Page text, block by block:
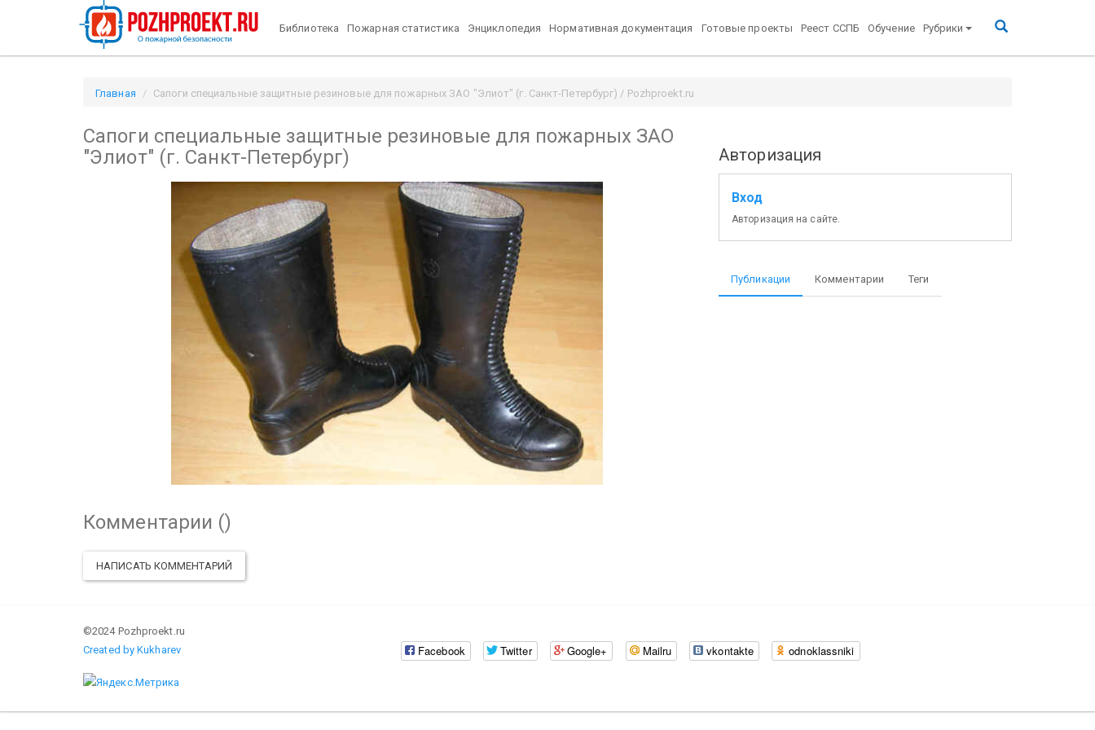
Библиотека Пожарная статистика Энциклопедия Нормативная документация Готовые проекты Реест ССПБ Обучение Рубрики
Главная Сапоги специальные защитные резиновые для пожарных ЗАО "Элиот" (г. Санкт-Петербург) / Pozhproekt.ru
Сапоги специальные защитные резиновые для пожарных ЗАО
"Элиот" (г. Санкт-Петербург)
Комментарии ()
НАПИСАТЬ КОММЕНТАРИЙ
Авторизация
Вход
Авторизация на сайте.
Публикации Комментарии Теги
©2024 Pozhproekt.ru
Created by Kukharev
Facebook Twitter Google+ Mailru vkontakte odnoklassniki